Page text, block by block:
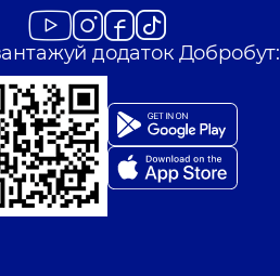
додаток Добробут: